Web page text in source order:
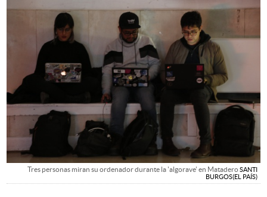
Tres personas miran su ordenador durante la 'algorave' en Matadero SANTI
BURGOS EL PAÍS